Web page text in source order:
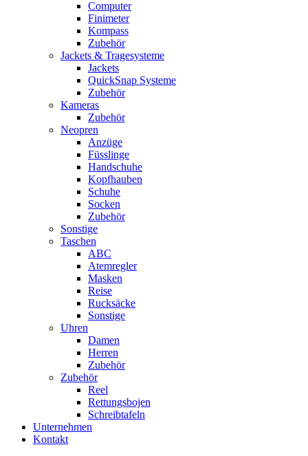
Computer
Finimeter
Kompass
Zubehör
Jackets & Tragesysteme
Jackets
QuickSnap Systeme
Zubehör
Kameras
Zubehör
Neopren
Anzüge
Füsslinge
Handschuhe
Kopfhauben
Schuhe
Socken
Zubehör
Sonstige
Taschen
ABC
Atemregler
Masken
Reise
Rucksäcke
Sonstige
Uhren
Damen
Herren
Zubehör
Zubehör
Reel
Rettungsbojen
Schreibtafeln
Unternehmen
Kontakt